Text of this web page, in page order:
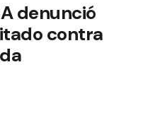
denunció
contra